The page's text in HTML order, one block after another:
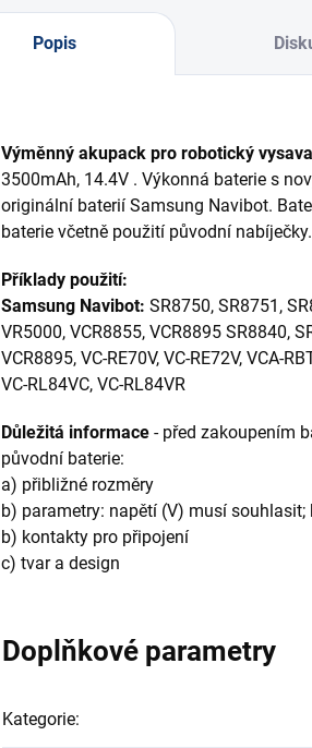
Popis
Výměnný akupack pro robotický
3500mAh, 14.4V . Výkonná baterie s
originální baterií Samsung Navibot.
baterie včetně použití původní nabíječky.
Příklady použití:
Samsung Navibot: SR8750, SR8751,
VR5000, VCR8855, VCR8895 SR8840,
VCR8895, VC-RE70V, VC-RE72V, VCA-
VC-RL84VC, VC-RL84VR
Důležitá informace - před zakoupením
původní baterie:
a) přibližné rozměry
b) parametry: napětí (V) musí
b) kontakty pro připojení
c) tvar a design
Doplňkové parametry
Kategorie: